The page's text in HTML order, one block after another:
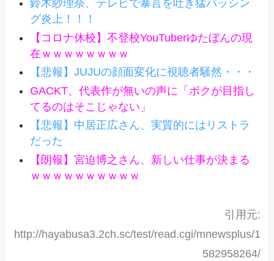
鈴木紗理奈、テレビで暴言を吐き猛バッシン
グ炎上！！！
【コロナ休校】不登校YouTuberゆたぼんの現
在ｗｗｗｗｗｗｗｗ
【悲報】JUJUの顔面変化に視聴者騒然・・・
GACKT、代表作が無いの声に「ボクが目指し
てるのはそこじゃない」
【悲報】中居正広さん、実質的にはリストラ
だった
【朗報】宮迫博之さん、新しい仕事が決まる
ｗｗｗｗｗｗｗｗｗｗ
引用元:
http://hayabusa3.2ch.sc/test/read.cgi/mnewsplus/1
582958264/